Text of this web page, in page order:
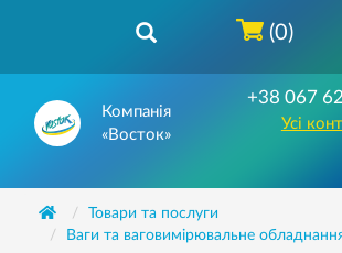
Компанія
«Восток»
+38 067
Усі
(0)
Товари та послуги
Ваги та ваговимірювальне